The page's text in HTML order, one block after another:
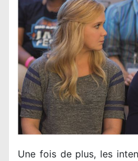
Une fois de plus, les